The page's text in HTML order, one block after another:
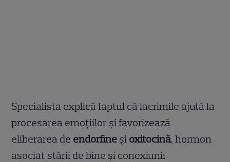
Specialista explică faptul că lacrimile ajută la
procesarea emoțiilor și favorizează
eliberarea de endorfine și oxitocină, hormon
asociat stării de bine și conexiunii